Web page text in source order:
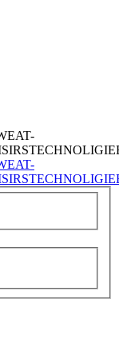
TECHNOLIGIE
TECHNOLIGIE